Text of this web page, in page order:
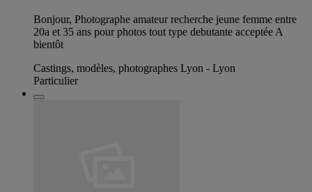
Bonjour, Photographe amateur recherche jeune femme entre
20a et 35 ans pour photos tout type debutante acceptée A
bientôt
Castings, modèles, photographes Lyon - Lyon
Particulier